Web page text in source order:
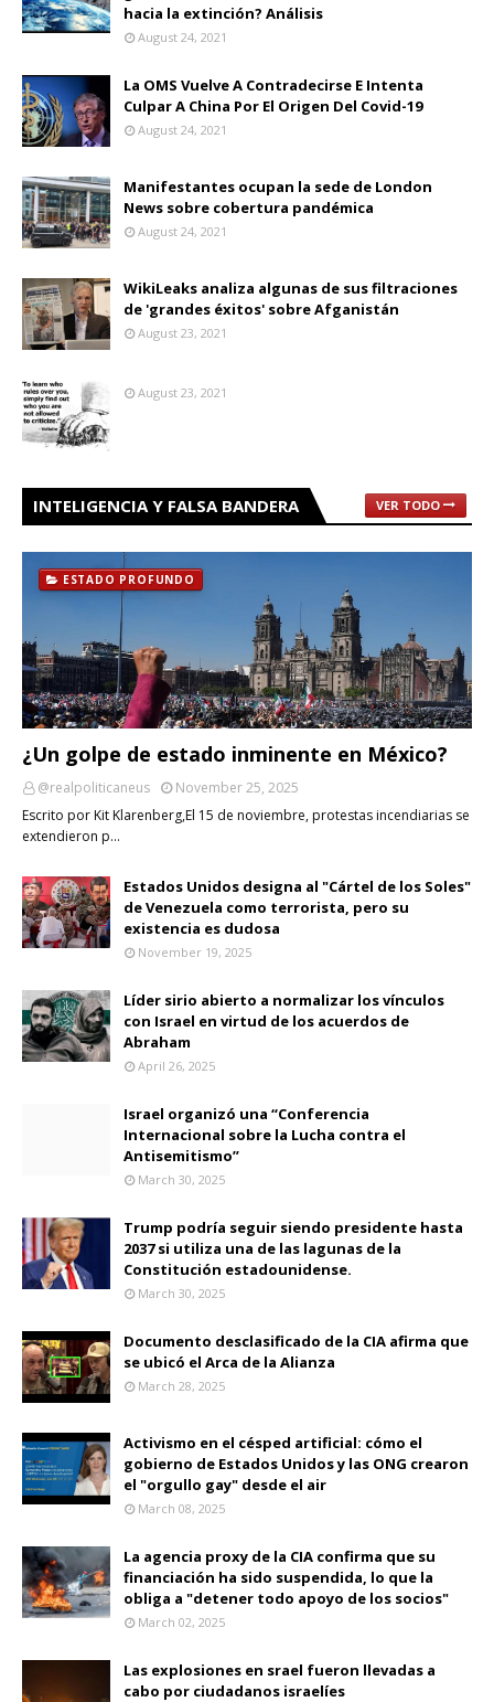
hacia la extinción? Análisis
August 24, 2021
La OMS Vuelve A Contradecirse E Intenta
Culpar A China Por El Origen Del Covid-19
August 24, 2021
Manifestantes ocupan la sede de London
News sobre cobertura pandémica
August 24, 2021
WikiLeaks analiza algunas de sus filtraciones
de 'grandes éxitos' sobre Afganistán
August 23, 2021
August 23, 2021
INTELIGENCIA Y FALSA BANDERA VER TODO
ESTADO PROFUNDO
¿Un golpe de estado inminente en México?
@realpoliticaneus
November 25, 2025
Escrito por Kit Klarenberg,El 15 de noviembre, protestas incendiarias se
extendieron p…
Estados Unidos designa al "Cártel de los Soles"
de Venezuela como terrorista, pero su
existencia es dudosa
November 19, 2025
Líder sirio abierto a normalizar los vínculos
con Israel en virtud de los acuerdos de
Abraham
April 26, 2025
Israel organizó una “Conferencia
Internacional sobre la Lucha contra el
Antisemitismo”
March 30, 2025
Trump podría seguir siendo presidente hasta
2037 si utiliza una de las lagunas de la
Constitución estadounidense.
March 30, 2025
Documento desclasificado de la CIA afirma que
se ubicó el Arca de la Alianza
March 28, 2025
Activismo en el césped artificial: cómo el
gobierno de Estados Unidos y las ONG crearon
el "orgullo gay" desde el air
March 08, 2025
La agencia proxy de la CIA confirma que su
financiación ha sido suspendida, lo que la
obliga a "detener todo apoyo de los socios"
March 02, 2025
Las explosiones en srael fueron llevadas a
cabo por ciudadanos israelíes